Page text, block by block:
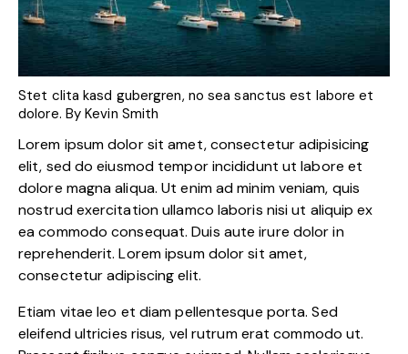
Stet clita kasd gubergren, no sea sanctus est labore et
dolore. ByKevin Smith
Lorem ipsum dolor sit amet, consectetur adipisicing
elit, sed do eiusmod tempor incididunt ut labore et
dolore magna aliqua. Ut enim ad minim veniam, quis
nostrud exercitation ullamco laboris nisi ut aliquip ex
ea commodo consequat. Duis aute irure dolor in
reprehenderit. Lorem ipsum dolor sit amet,
consectetur adipiscing elit.
Etiam vitae leo et diam pellentesque porta. Sed
eleifend ultricies risus, vel rutrum erat commodo ut.